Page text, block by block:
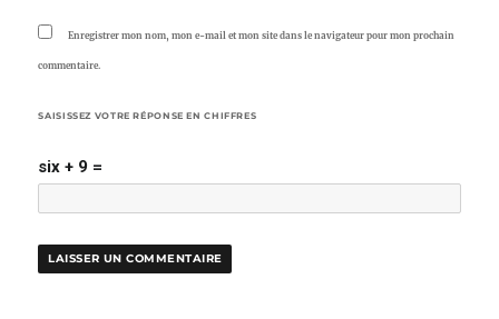
Enregistrer mon nom, mon e-mail et mon site dans le navigateur pour mon prochain
commentaire.
SAISISSEZ VOTRE RÉPONSE EN CHIFFRES
six + 9 =